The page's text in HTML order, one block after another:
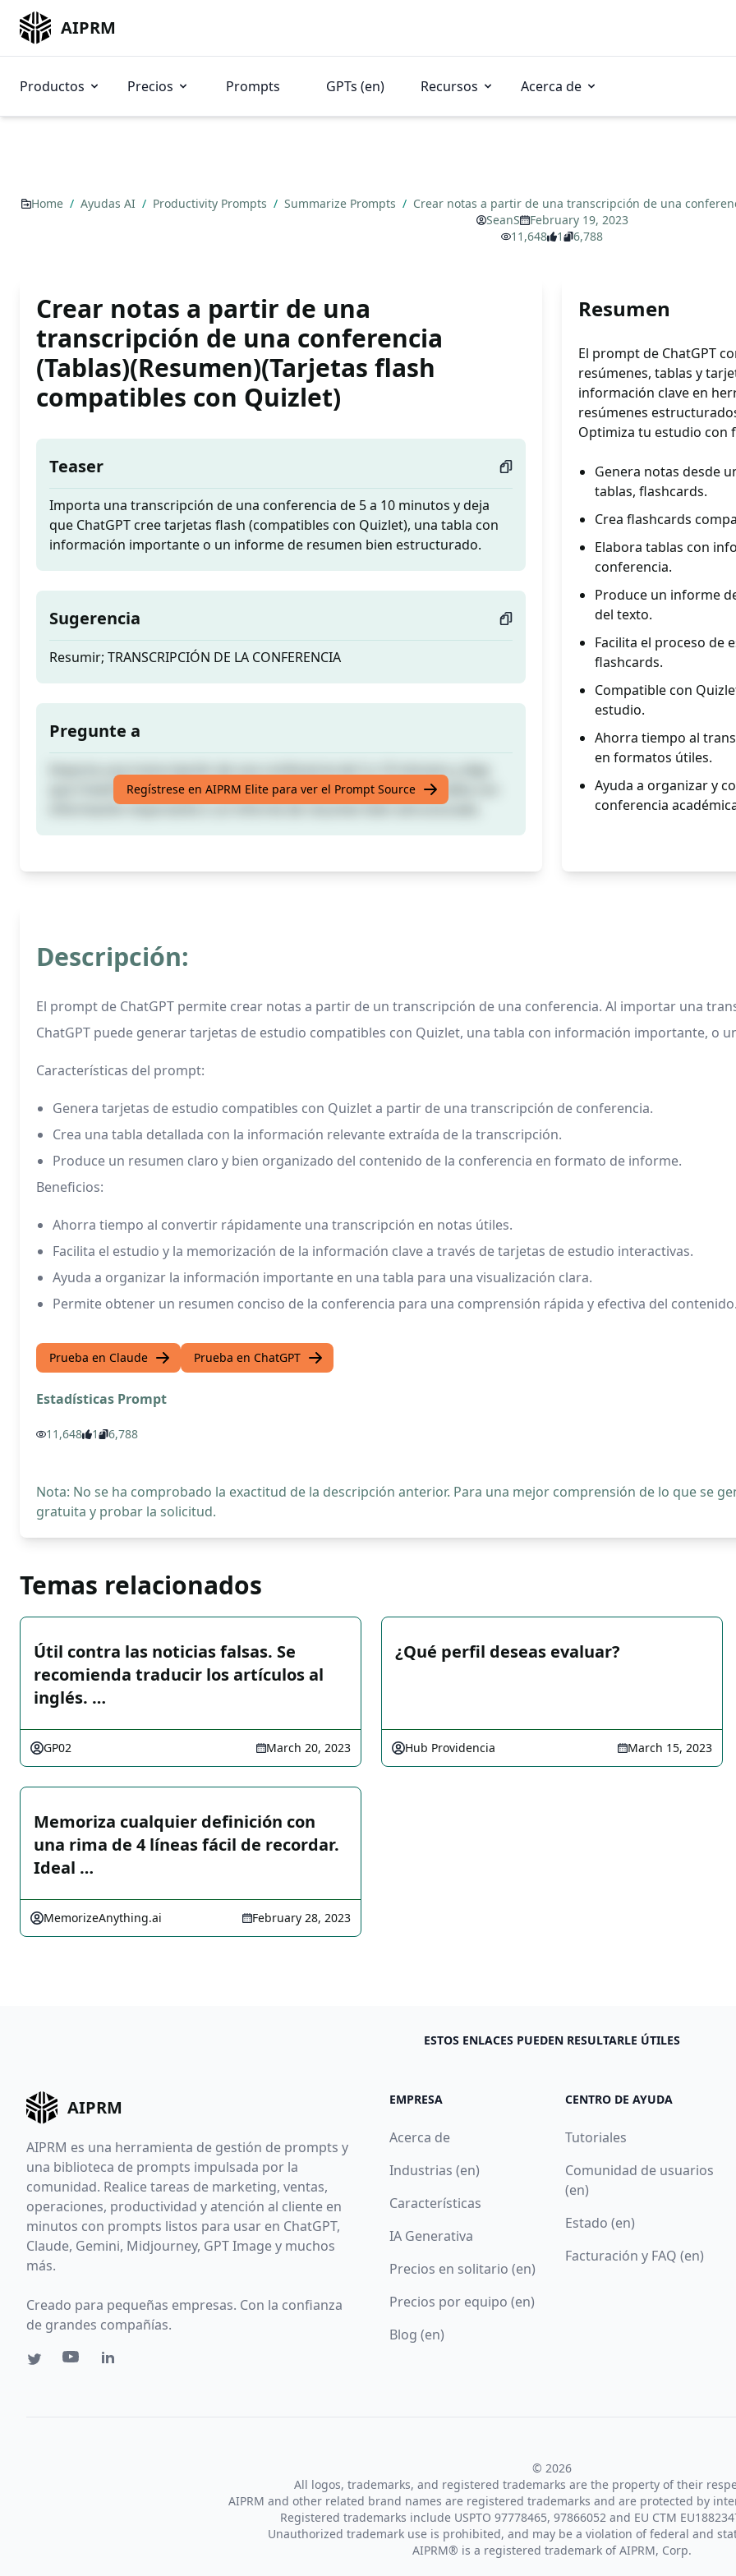
AIPRM
Productos Precios Prompts GPTs (en) Recursos Acerca de
Home / Ayudas AI / Productivity Prompts / Summarize Prompts / Crear notas a partir de una transcripción de una
SeanS
February 19, 2023
11,648
1 6,788
Crear notas a partir de una
transcripción de una conferencia
(Tablas)(Resumen)(Tarjetas flash
compatibles con Quizlet)
Teaser
Importa una transcripción de una conferencia de 5 a 10 minutos y deja
que ChatGPT cree tarjetas flash (compatibles con Quizlet), una tabla con
información importante o un informe de resumen bien estructurado.
Sugerencia
Resumir; TRANSCRIPCIÓN DE LA CONFERENCIA
Pregunte a
que ChatGPT cree tarjetas flash (compatibles con Quizlet), una tabla con
información importante o un informe de resumen bien estructurado.
Regístrese en AIPRM Elite para ver el Prompt Source
Resumen
El prompt de ChatGPT
resúmenes, tablas y
información clave en
resúmenes
Optimiza tu estudio con
Genera notas desde
tablas, flashcards.
Crea flashcards
Elabora tablas con
conferencia.
Produce un informe
del texto.
Facilita el proceso de
flashcards.
Compatible con
estudio.
Ahorra tiempo al
en formatos útiles.
Ayuda a organizar y
conferencia
Descripción:
El prompt de ChatGPT permite crear notas a partir de un transcripción de una conferencia. Al importar una
ChatGPT puede generar tarjetas de estudio compatibles con Quizlet, una tabla con información importante, o
Características del prompt:
Genera tarjetas de estudio compatibles con Quizlet a partir de una transcripción de conferencia.
Crea una tabla detallada con la información relevante extraída de la transcripción.
Produce un resumen claro y bien organizado del contenido de la conferencia en formato de informe.
Beneficios:
Ahorra tiempo al convertir rápidamente una transcripción en notas útiles.
Facilita el estudio y la memorización de la información clave a través de tarjetas de estudio interactivas.
Ayuda a organizar la información importante en una tabla para una visualización clara.
Permite obtener un resumen conciso de la conferencia para una comprensión rápida y efectiva del
Prueba en Claude Prueba en ChatGPT
Estadísticas Prompt
11,648 1 6,788
Nota: No se ha comprobado la exactitud de la descripción anterior. Para una mejor comprensión de lo que se
gratuita y probar la solicitud.
Temas relacionados
Útil contra las noticias falsas. Se
recomienda traducir los artículos al
inglés. …
GP02 March 20, 2023
¿Qué perfil deseas evaluar?
Hub Providencia March 15, 2023
Memoriza cualquier definición con
una rima de 4 líneas fácil de recordar.
Ideal …
MemorizeAnything.ai February 28, 2023
ESTOS ENLACES PUEDEN RESULTARLE ÚTILES
AIPRM
AIPRM es una herramienta de gestión de prompts y
una biblioteca de prompts impulsada por la
comunidad. Realice tareas de marketing, ventas,
operaciones, productividad y atención al cliente en
minutos con prompts listos para usar en ChatGPT,
Claude, Gemini, Midjourney, GPT Image y muchos
más.
Creado para pequeñas empresas. Con la confianza
de grandes compañías.
EMPRESA
Acerca de
Industrias (en)
Características
IA Generativa
Precios en solitario (en)
Precios por equipo (en)
Blog (en)
CENTRO DE AYUDA
Tutoriales
Comunidad de usuarios
(en)
Estado (en)
Facturación y FAQ (en)
© 2026
All logos, trademarks, and registered trademarks are the property of their
AIPRM and other related brand names are registered trademarks and are protected by
Registered trademarks include USPTO 97778465, 97866052 and EU CTM
Unauthorized trademark use is prohibited, and may be a violation of federal and
AIPRM® is a registered trademark of AIPRM, Corp.